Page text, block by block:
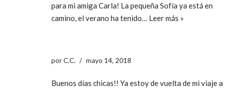
para mi amiga Carla! La pequeña Sofía ya está en
camino, el verano ha tenido… Leer más »
porC.C. mayo 14, 2018
Buenos días chicas!! Ya estoy de vuelta de mi viaje a